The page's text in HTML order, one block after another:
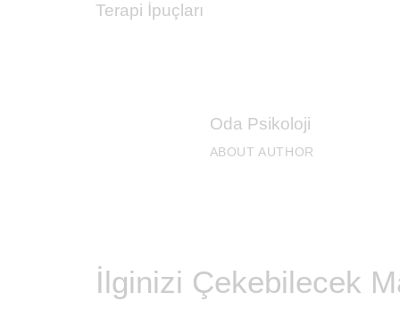
Terapi İpuçları
Oda Psikoloji
ABOUT AUTHOR
İlginizi Çekebilecek